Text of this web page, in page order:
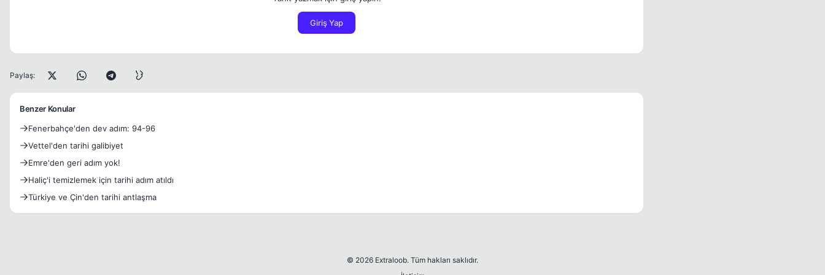
Giriş Yap
Paylaş:
Benzer Konular
Fenerbahçe'den dev adım: 94-96
Vettel'den tarihi galibiyet
Emre'den geri adım yok!
Haliç'i temizlemek için tarihi adım atıldı
Türkiye ve Çin'den tarihi antlaşma
© 2026 Extraloob. Tüm hakları saklıdır.